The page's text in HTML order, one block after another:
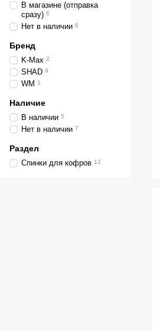
В магазине (отправка
сразу) 6
Нет в наличии 6
Бренд
K-Max 2
SHAD 9
WM 1
Наличие
В наличии 5
Нет в наличии 7
Раздел
Спинки для кофров 12